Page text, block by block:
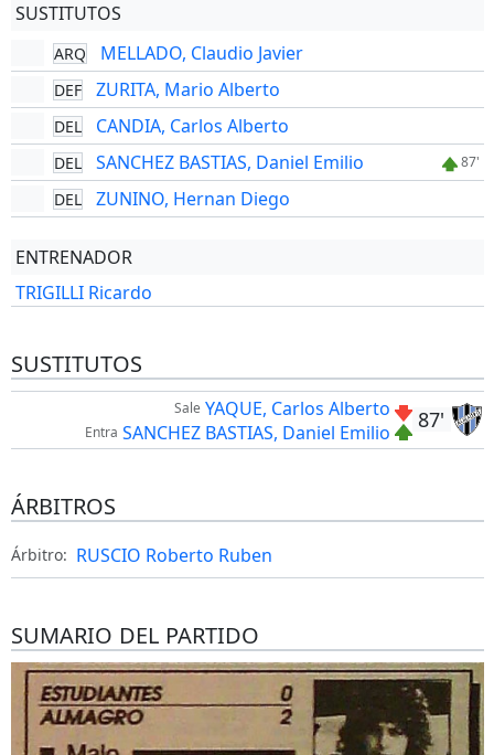
SUSTITUTOS
ARQ MELLADO, Claudio Javier
DEF ZURITA, Mario Alberto
DEL CANDIA, Carlos Alberto
DEL SANCHEZ BASTIAS, Daniel Emilio 87'
DEL ZUNINO, Hernan Diego
ENTRENADOR
TRIGILLI Ricardo
SUSTITUTOS
87'
Sale YAQUE, Carlos Alberto
Entra SANCHEZ BASTIAS, Daniel Emilio
ÁRBITROS
Árbitro: RUSCIO Roberto Ruben
SUMARIO DEL PARTIDO